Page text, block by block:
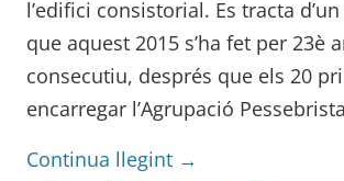
l’edifici consistorial. Es tracta
que aquest 2015 s’ha fet per 23è
consecutiu, després que els 20
encarregar l’Agrupació
Continua llegint →